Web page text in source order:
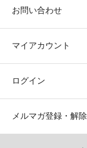
お問い合わせ
マイアカウント
ログイン
メルマガ登録・解除